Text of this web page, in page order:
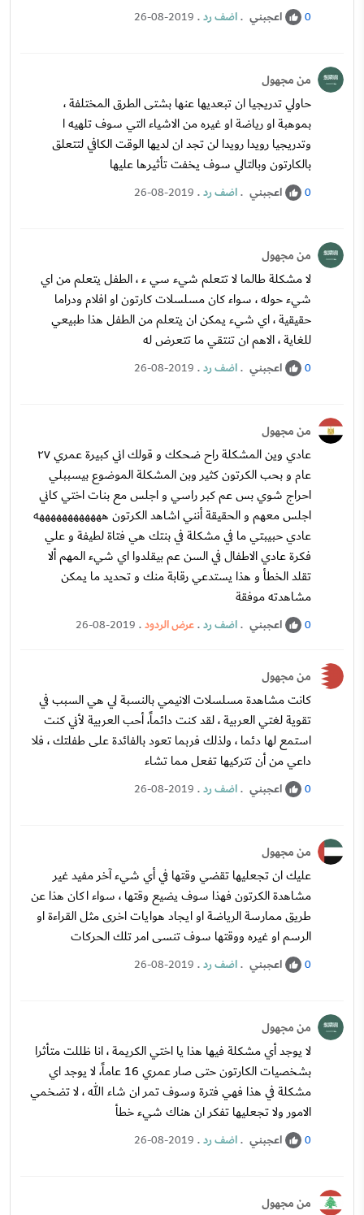
0 اعجبني .اضف رد.
26-08-2019
من مجهول
حاولي تدريجيا ان تبعديها عنها بشتى الطرق المختلفة ،
بموهبة او رياضة او غيره من الاشياء التي سوف تلهيه ا
وتدريجيا رويدا رويدا لن تجد ان لديها الوقت الكافي لتتعلق
بالكارتون وبالتالي سوف يخفت تأثيرها عليها
0 اعجبني .اضف رد.
26-08-2019
من مجهول
لا مشكلة طالما لا تتعلم شيء سي ء ، الطفل يتعلم من اي
شيء حوله ، سواء كان مسلسلات كارتون او افلام ودراما
حقيقية ، اي شيء يمكن ان يتعلم من الطفل هذا طبيعي
للغاية ، الاهم ان تنتقي ما تتعرض له
0 اعجبني .اضف رد.
26-08-2019
من مجهول
عادي وين المشكلة راح ضحكك و قولك اني كبيرة عمري ٢٧
عام و بحب الكرتون كثير وبن المشكلة الموضوع بيسببلي
احراج شوي بس عم كبر راسي و اجلس مع بنات اختي كاني
اجلس معهم و الحقيقة أنني اشاهد الكرتون ههههههههههههه
عادي حبيبتي ما في مشكلة في بنتك هي فتاة لطيفة و علي
فكرة عادي الاطفال في السن عم بيقلدوا اي شيء المهم ألا
تقلد الخطأ و هذا يستدعي رقابة منك و تحديد ما يمكن
مشاهدته موفقة
0 اعجبني .اضف رد.عرض الردود.
26-08-2019
من مجهول
كانت مشاهدة مسلسلات الانيمي بالنسبة لي هي السبب في
تقوية لغتي العربية ، لقد كنت دائماً، أحب العربية لأني كنت
استمع لها دئما ، ولذلك فربما تعود بالفائدة على طفلتك ، فلا
داعي من أن تتركيها تفعل مما تشاء
0 اعجبني .اضف رد.
26-08-2019
من مجهول
عليك ان تجعليها تقضي وقتها في أي شيء آخر مفيد غير
مشاهدة الكرتون فهذا سوف يضيع وقتها ، سواء اكان هذا عن
طريق ممارسة الرياضة او ايجاد هوايات اخرى مثل القراءة او
الرسم او غيره ووقتها سوف تنسى امر تلك الحركات
0 اعجبني .اضف رد.
26-08-2019
من مجهول
لا يوجد أي مشكلة فيها هذا يا اختي الكريمة ، انا ظللت متأثرا
بشخصيات الكارتون حتى صار عمري 16 عاماً، لا يوجد اي
مشكلة في هذا فهي فترة وسوف تمر ان شاء الله ، لا تضخمي
الامور ولا تجعليها تفكر ان هناك شيء خطأ
0 اعجبني .اضف رد.
26-08-2019
من مجهول